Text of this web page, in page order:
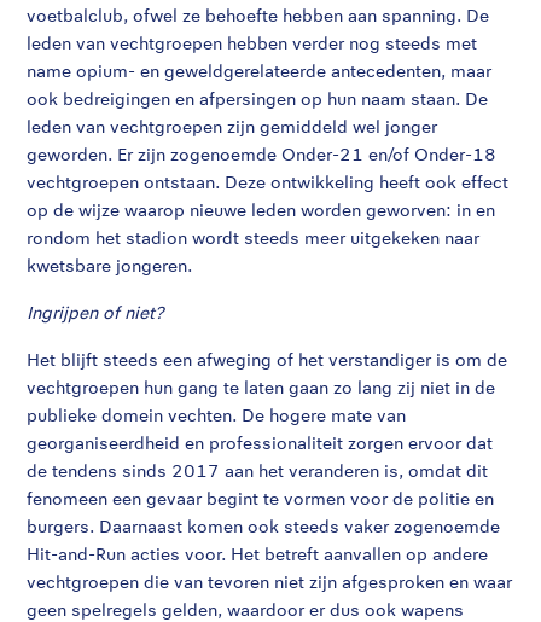
voetbalclub, ofwel ze behoefte hebben aan spanning. De
leden van vechtgroepen hebben verder nog steeds met
name opium- en geweldgerelateerde antecedenten, maar
ook bedreigingen en afpersingen op hun naam staan. De
leden van vechtgroepen zijn gemiddeld wel jonger
geworden. Er zijn zogenoemde Onder-21 en/of Onder-18
vechtgroepen ontstaan. Deze ontwikkeling heeft ook effect
op de wijze waarop nieuwe leden worden geworven: in en
rondom het stadion wordt steeds meer uitgekeken naar
kwetsbare jongeren.
Ingrijpen of niet?
Het blijft steeds een afweging of het verstandiger is om de
vechtgroepen hun gang te laten gaan zo lang zij niet in de
publieke domein vechten. De hogere mate van
georganiseerdheid en professionaliteit zorgen ervoor dat
de tendens sinds 2017 aan het veranderen is, omdat dit
fenomeen een gevaar begint te vormen voor de politie en
burgers. Daarnaast komen ook steeds vaker zogenoemde
Hit-and-Run acties voor. Het betreft aanvallen op andere
vechtgroepen die van tevoren niet zijn afgesproken en waar
geen spelregels gelden, waardoor er dus ook wapens